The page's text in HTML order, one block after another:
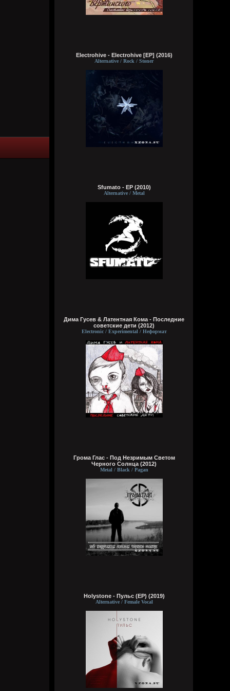
делах. панки просто бомбы
Кукуня
Вчера в 21:36:44
Цитата: Wirtuozik
ещё и вместо мозга вставили мощный
ты хотел сказать в место, где должен
Wirtuozik
А если бы мне ещё и вместо мозга
вставили мощный компьют, то ч бы еще и
получил знания ко всему, либо чтобы
мозг что-то типа ии из гугла ловил с
ответами на любые поставленные мной
что не смогу, есть, бухать, трахаться.
Зато можно мыслить хрен знает сколько,
пока батарея не сдохнет, но и тут могут
тебя обновить, типа пока тело робота
отключается, разум не умирает. Почему
до сих пор не создали такую хуйню?
Приходится недолго жить и умирать
Bestial
Вчера в 20:36:12
ххос
typical crabs
Вчера в 18:00:43
а видосы то остались
Bestial
Вчера в 17:59:12
Ну лежит, то и упало
лига гнойного помоему.
Вчера в 16:16:37
Electrohive - Electrohive [EP] (2016)
Alternative / Rock / Stoner
Sfumato - EP (2010)
Alternative / Metal
Дима Гусев & Латентная Кома - Последние
советские дети (2012)
Electronic / Experimental / Неформат
Грома Глас - Под Незримым Светом
Черного Солнца (2012)
Metal / Black / Pagan
Holystone - Пульс (EP) (2019)
Alternative / Female Vocal